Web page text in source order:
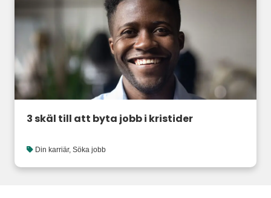
3 skäl till att byta jobb i kristider
Din karriär, Söka jobb